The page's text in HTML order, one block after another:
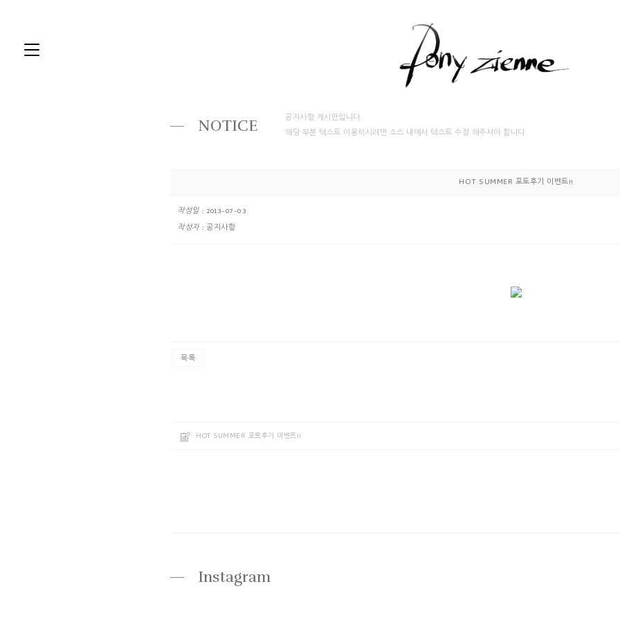
NOTICE
공지사항 게시판입니다.
해당 부분 텍스트 이용하시려면 소스 내에서 텍스트 수정 해주셔야 합니다.
HOT SUMMER 포토후기 이벤트!!
작성일 : 2013-07-03
작성자 : 공지사항
목록
HOT SUMMER 포토후기 이벤트!!
Instagram